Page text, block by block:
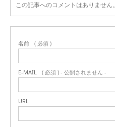
この記事へのコメントはありません。
名前 ( 必須 )
E-MAIL ( 必須 ) - 公開されません -
URL